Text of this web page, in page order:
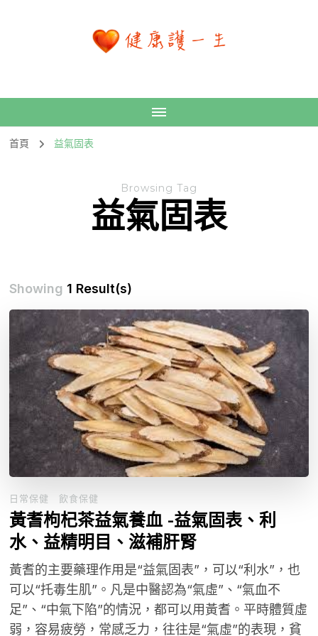
首頁 益氣固表
Browsing Tag
益氣固表
Showing 1 Result(s)
日常保健 飲食保健
黃耆枸杞茶益氣養血 -益氣固表、利
水、益精明目、滋補肝腎
黃耆的主要藥理作用是“益氣固表”，可以“利水”，也
可以“托毒生肌”。凡是中醫認為“氣虛”、“氣血不
足”、“中氣下陷”的情況，都可以用黃耆。平時體質虛
弱，容易疲勞，常感乏力，往往是“氣虛”的表現，貧